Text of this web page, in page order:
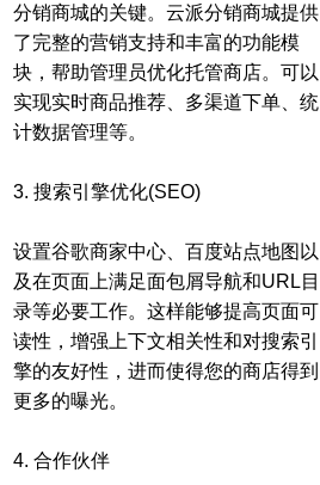
分销商城的关键。云派分销商城提供
了完整的营销支持和丰富的功能模
块，帮助管理员优化托管商店。可以
实现实时商品推荐、多渠道下单、统
计数据管理等。
3. 搜索引擎优化(SEO)
设置谷歌商家中心、百度站点地图以
及在页面上满足面包屑导航和URL目
录等必要工作。这样能够提高页面可
读性，增强上下文相关性和对搜索引
擎的友好性，进而使得您的商店得到
更多的曝光。
4. 合作伙伴